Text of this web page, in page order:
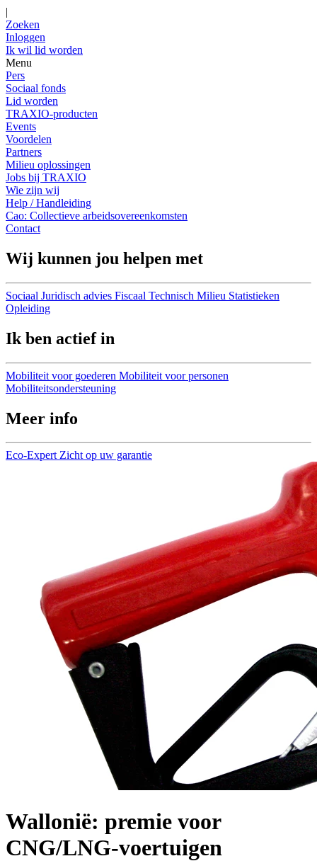
|
Zoeken
Inloggen
Ik wil lid worden
Menu
Pers
Sociaal fonds
Lid worden
TRAXIO-producten
Events
Voordelen
Partners
Milieu oplossingen
Jobs bij TRAXIO
Wie zijn wij
Help / Handleiding
Cao: Collectieve arbeidsovereenkomsten
Contact
Wij kunnen jou helpen met
Sociaal Juridisch advies Fiscaal Technisch Milieu Statistieken
Opleiding
Ik ben actief in
Mobiliteit voor goederen Mobiliteit voor personen
Mobiliteitsondersteuning
Meer info
Eco-Expert Zicht op uw garantie
Wallonië: premie voor
CNG/LNG-voertuigen